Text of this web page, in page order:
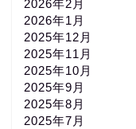
2026年2月
2026年1月
2025年12月
2025年11月
2025年10月
2025年9月
2025年8月
2025年7月